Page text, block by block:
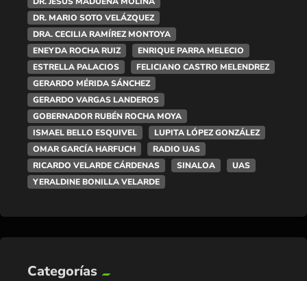
DR. MARIO SOTO VELÁZQUEZ
DRA. CECILIA RAMÍREZ MONTOYA
ENEYDA ROCHA RUIZ
ENRIQUE PARRA MELECIO
ESTRELLA PALACIOS
FELICIANO CASTRO MELENDREZ
GERARDO MÉRIDA SÁNCHEZ
GERARDO VARGAS LANDEROS
GOBERNADOR RUBÉN ROCHA MOYA
ISMAEL BELLO ESQUIVEL
LUPITA LÓPEZ GONZÁLEZ
OMAR GARCÍA HARFUCH
RADIO UAS
RICARDO VELARDE CÁRDENAS
SINALOA
UAS
YERALDINE BONILLA VELARDE
Categorías